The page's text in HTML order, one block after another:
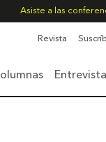
Asiste a las
Revista